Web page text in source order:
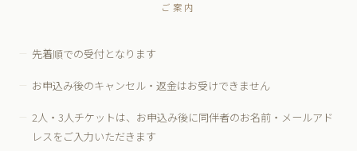
ご案内
先着順での受付となります
お申込み後のキャンセル・返金はお受けできません
2人・3人チケットは、お申込み後に同伴者のお名前・メールアド
レスをご入力いただきます